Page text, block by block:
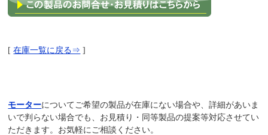
[在庫一覧に戻る⇒ ]
モーターについてご希望の製品が在庫にない場合や、詳細があいま
いで判らない場合でも、お見積り・同等製品の提案等対応させてい
ただきます。お気軽にご相談ください。